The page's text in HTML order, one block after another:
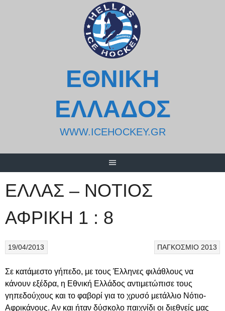
ΕΘΝΙΚΗ
ΕΛΛΑΔΟΣ
WWW.ICEHOCKEY.GR
ΕΛΛΑΣ – ΝΟΤΙΟΣ
ΑΦΡΙΚΗ 1 : 8
ΠΑΓΚΟΣΜΙΟ 2013
19/04/2013
Σε κατάμεστο γήπεδο, με τους Έλληνες φιλάθλους να
κάνουν εξέδρα, η Εθνική Ελλάδος αντιμετώπισε τους
γηπεδούχους και το φαβορί για το χρυσό μετάλλιο Νότιο-
Αφρικάνους. Αν και ήταν δύσκολο παιχνίδι οι διεθνείς μας